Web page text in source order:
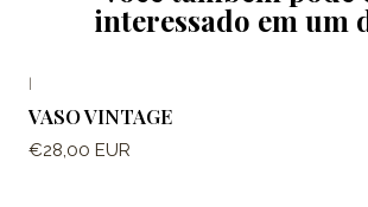
interessado em um
VASO VINTAGE
€28,00 EUR